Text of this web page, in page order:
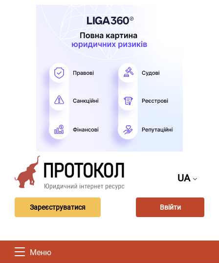
UA
Зареєструватися Ввійти
Меню